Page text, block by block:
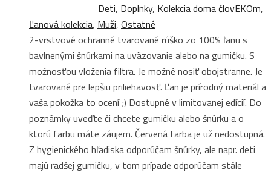
Deti, Doplnky, Kolekcia doma človEKOm,
Ľanová kolekcia, Muži, Ostatné
2-vrstvové ochranné tvarované rúško zo 100% ľanu s
bavlnenými šnúrkami na uväzovanie alebo na gumičku. S
možnosťou vloženia filtra. Je možné nosiť obojstranne. Je
tvarované pre lepšiu priliehavosť. Ľan je prírodný materiál a
vaša pokožka to ocení ;) Dostupné v limitovanej edícií. Do
poznámky uveďte či chcete gumičku alebo šnúrku a o
ktorú farbu máte záujem. Červená farba je už nedostupná.
Z hygienického hľadiska odporúčam šnúrky, ale napr. deti
majú radšej gumičku, v tom prípade odporúčam stále